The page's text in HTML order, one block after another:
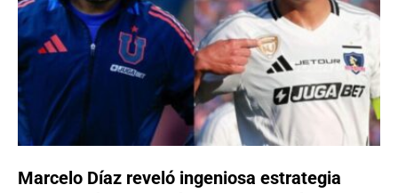
Marcelo Díaz reveló ingeniosa estrategia